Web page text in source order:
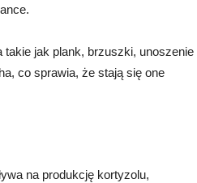
jak plank, brzuszki, unoszenie
co sprawia, że stają się one
na produkcję kortyzolu,